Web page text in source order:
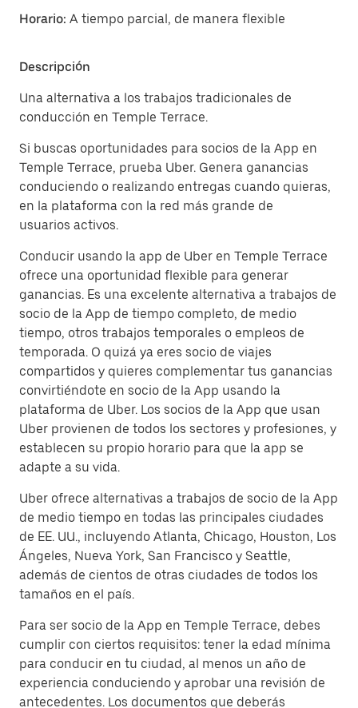
Horario: A tiempo parcial, de manera flexible
Descripción
Una alternativa a los trabajos tradicionales de
conducción en Temple Terrace.
Si buscas oportunidades para socios de la App en
Temple Terrace, prueba Uber. Genera ganancias
conduciendo o realizando entregas cuando quieras,
en la plataforma con la red más grande de
usuarios activos.
Conducir usando la app de Uber en Temple Terrace
ofrece una oportunidad flexible para generar
ganancias. Es una excelente alternativa a trabajos de
socio de la App de tiempo completo, de medio
tiempo, otros trabajos temporales o empleos de
temporada. O quizá ya eres socio de viajes
compartidos y quieres complementar tus ganancias
convirtiéndote en socio de la App usando la
plataforma de Uber. Los socios de la App que usan
Uber provienen de todos los sectores y profesiones, y
establecen su propio horario para que la app se
adapte a su vida.
Uber ofrece alternativas a trabajos de socio de la App
de medio tiempo en todas las principales ciudades
de EE. UU., incluyendo Atlanta, Chicago, Houston, Los
Ángeles, Nueva York, San Francisco y Seattle,
además de cientos de otras ciudades de todos los
tamaños en el país.
Para ser socio de la App en Temple Terrace, debes
cumplir con ciertos requisitos: tener la edad mínima
para conducir en tu ciudad, al menos un año de
experiencia conduciendo y aprobar una revisión de
antecedentes. Los documentos que deberás